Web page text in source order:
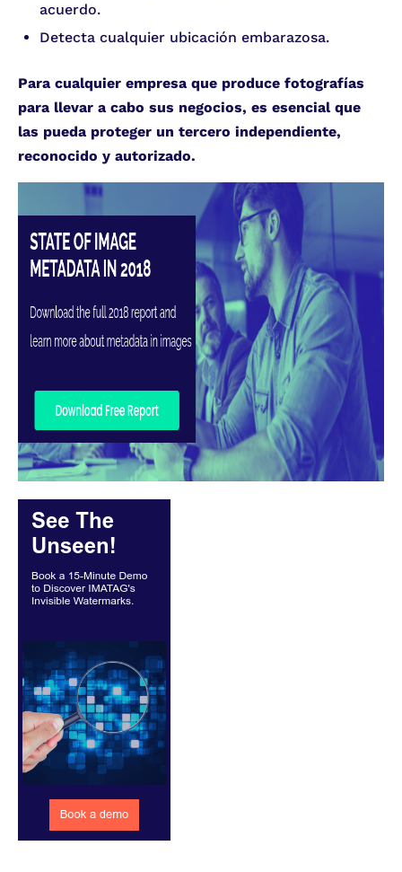
acuerdo.
Detecta cualquier ubicación embarazosa.
Para cualquier empresa que produce fotografías
para llevar a cabo sus negocios, es esencial que
las pueda proteger un tercero independiente,
reconocido y autorizado.